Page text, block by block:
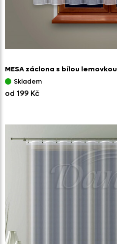
MESA záclona s bílou lemovkou
Skladem
od 199 Kč